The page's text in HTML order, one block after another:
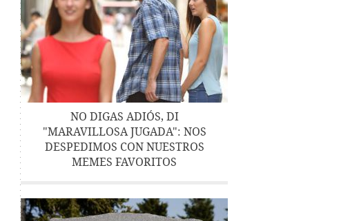
NO DIGAS ADIÓS, DI
"MARAVILLOSA JUGADA": NOS
DESPEDIMOS CON NUESTROS
MEMES FAVORITOS